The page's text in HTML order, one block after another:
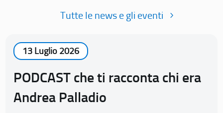
Tutte le news e gli eventi
13 Luglio 2026
PODCAST che ti racconta chi era
Andrea Palladio